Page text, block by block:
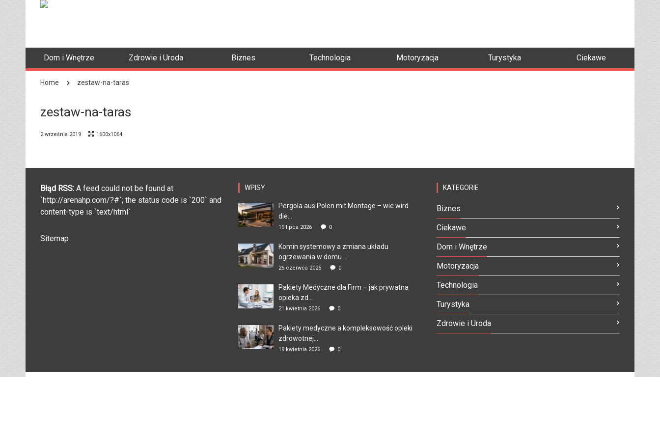
Dom i Wnętrze Zdrowie i Uroda Biznes Technologia Motoryzacja Turystyka Ciekawe
Home zestaw-na-taras
zestaw-na-taras
2 września 2019 1600x1064
Błąd RSS: A feed could not be found at
`http://arenahp.com/?#`; the status code is `200` and
content-type is `text/html`
Sitemap
WPISY
Pergola aus Polen mit Montage – wie wird
die...
19 lipca 2026 0
Komin systemowy a zmiana układu
ogrzewania w domu ...
25 czerwca 2026 0
Pakiety Medyczne dla Firm – jak prywatna
opieka zd...
21 kwietnia 2026 0
Pakiety medyczne a kompleksowość opieki
zdrowotnej...
19 kwietnia 2026 0
KATEGORIE
Biznes
Ciekawe
Dom i Wnętrze
Motoryzacja
Technologia
Turystyka
Zdrowie i Uroda